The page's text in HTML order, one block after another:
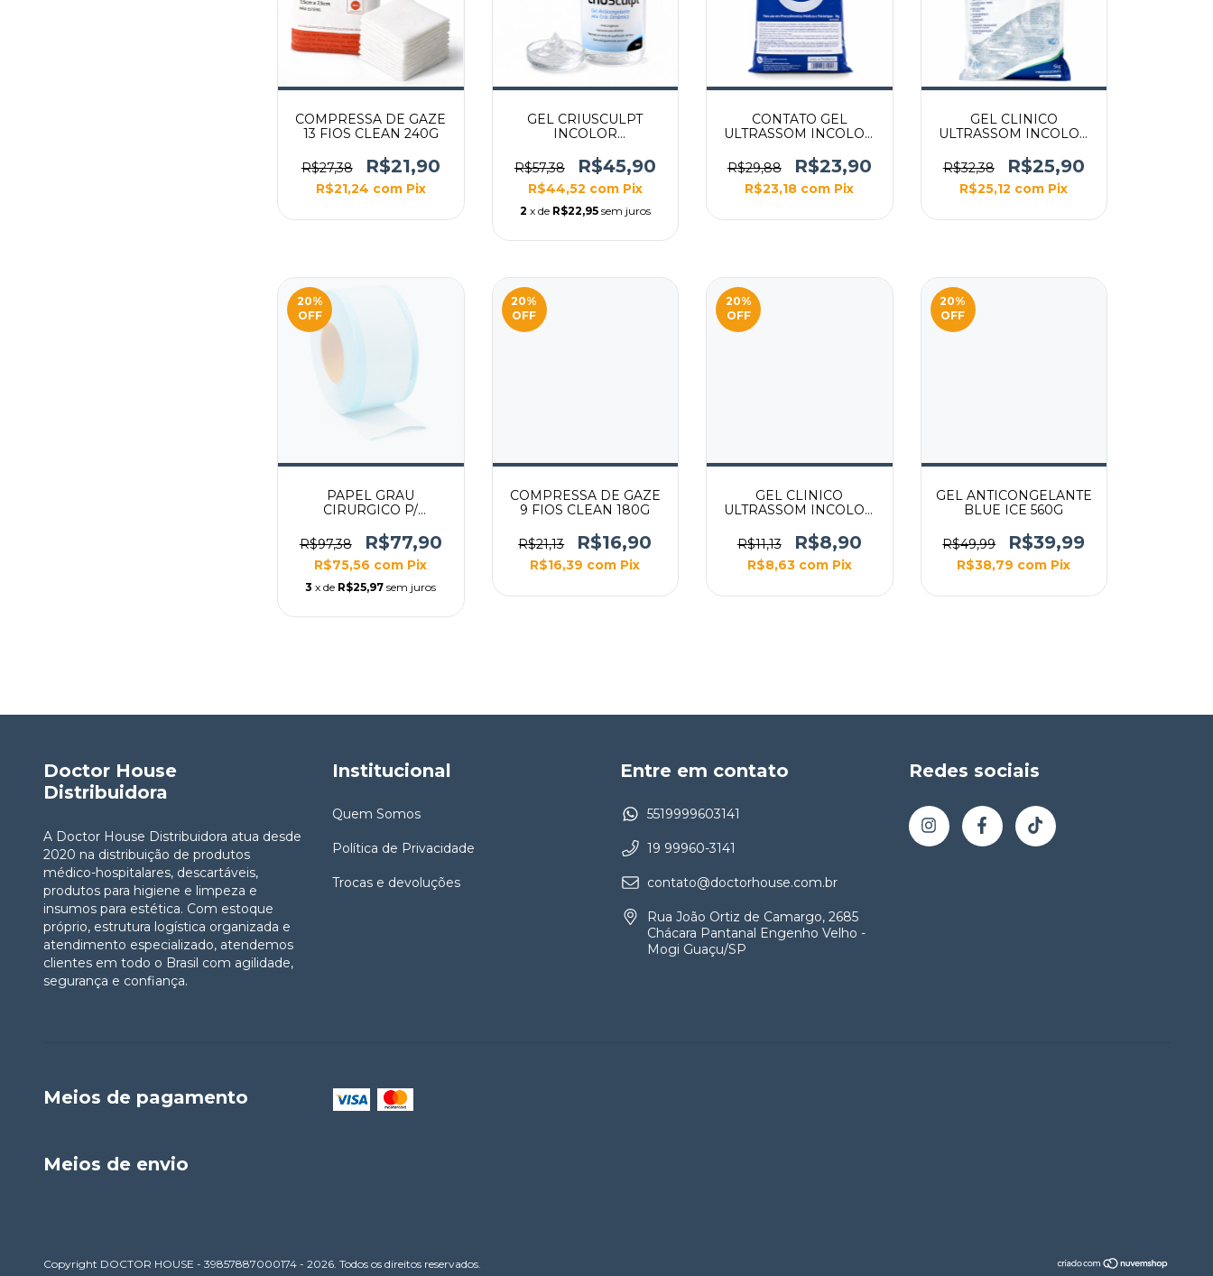
COMPRESSA DE GAZE
13 FIOS CLEAN 240G
R$27,38 R$21,90
R$21,24 com Pix
GEL CRIUSCULPT
INCOLOR
560G
R$57,38 R$45,90
R$44,52 com Pix
2 x de R$22,95 sem juros
CONTATO GEL
ULTRASSOM INCOLOR
R$29,88
R$23,90
R$23,18 com Pix
GEL CLINICO
ULTRASSOM INCOLOR
R$32,38
R$25,90
R$25,12 com Pix
20%
OFF
PAPEL GRAU
CIRURGICO P/
FLEXPELL 15CM X
100M
R$97,38 R$77,90
R$75,56 com Pix
3 x de R$25,97 sem juros
20%
OFF
COMPRESSA DE GAZE
9 FIOS CLEAN 180G
R$21,13 R$16,90
R$16,39 com Pix
20%
OFF
GEL CLINICO
ULTRASSOM INCOLOR
R$11,13
R$8,90
R$8,63 com Pix
20%
OFF
GEL ANTICONGELANTE
BLUE ICE 560G
R$49,99 R$39,99
R$38,79 com Pix
Doctor House
Distribuidora
A Doctor House Distribuidora atua desde
2020 na distribuição de produtos
médico-hospitalares, descartáveis,
produtos para higiene e limpeza e
insumos para estética. Com estoque
próprio, estrutura logística organizada e
atendimento especializado, atendemos
clientes em todo o Brasil com agilidade,
segurança e confiança.
Institucional
Quem Somos
Política de Privacidade
Trocas e devoluções
Entre em contato
5519999603141
19 99960-3141
contato@doctorhouse.com.br
Rua João Ortiz de Camargo, 2685
Chácara Pantanal Engenho Velho -
Mogi Guaçu/SP
Redes sociais
Meios de pagamento
Meios de envio
Copyright DOCTOR HOUSE - 39857887000174 - 2026. Todos os direitos reservados.